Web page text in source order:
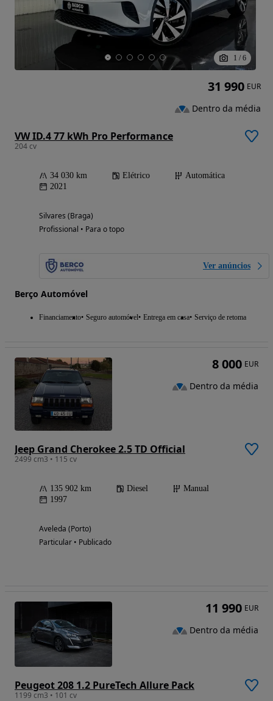
1 / 6
VW ID.4 77 kWh Pro Performance
204 cv
34 030 km Elétrico
Automática
2021
Silvares (Braga)
Profissional • Para o topo
Ver anúncios
Berço Automóvel
Financiamento Seguro automóvel Entrega em casa Serviço de retoma
31 990 EUR
Dentro da média
Jeep Grand Cherokee 2.5 TD Official
2499 cm3 • 115 cv
135 902 km Diesel
Manual
1997
Aveleda (Porto)
Particular • Publicado
8 000 EUR
Dentro da média
Peugeot 208 1.2 PureTech Allure Pack
1199 cm3 • 101 cv
11 990 EUR
Dentro da média